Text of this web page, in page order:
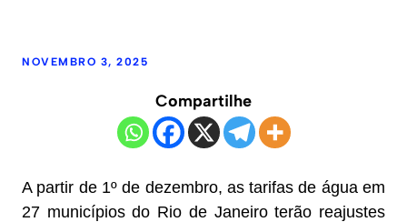
NOVEMBRO 3, 2025
Compartilhe
A partir de 1º de dezembro, as tarifas de água em
27 municípios do Rio de Janeiro terão reajustes